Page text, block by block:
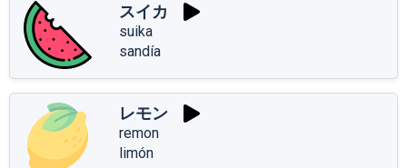
スイカ
suika
sandía
レモン
remon
limón